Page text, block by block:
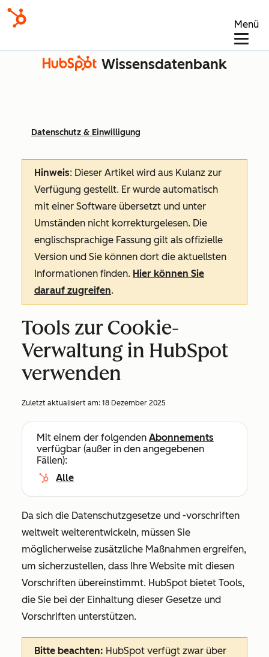
Menü
Wissensdatenbank
Datenschutz & Einwilligung
Hinweis: Dieser Artikel wird aus Kulanz zur
Verfügung gestellt. Er wurde automatisch
mit einer Software übersetzt und unter
Umständen nicht korrekturgelesen. Die
englischsprachige Fassung gilt als offizielle
Version und Sie können dort die aktuellsten
Informationen finden. Hier können Sie
darauf zugreifen.
Tools zur Cookie-
Verwaltung in HubSpot
verwenden
Zuletzt aktualisiert am: 18 Dezember 2025
Mit einem der folgenden Abonnements
verfügbar (außer in den angegebenen
Fällen):
Alle
Da sich die Datenschutzgesetze und -vorschriften
weltweit weiterentwickeln, müssen Sie
möglicherweise zusätzliche Maßnahmen ergreifen,
um sicherzustellen, dass Ihre Website mit diesen
Vorschriften übereinstimmt. HubSpot bietet Tools,
die Sie bei der Einhaltung dieser Gesetze und
Vorschriften unterstützen.
Bitte beachten: HubSpot verfügt zwar über